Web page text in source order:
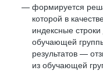
формируется
которой в
индексные
обучающей
результатов —
из обучающей